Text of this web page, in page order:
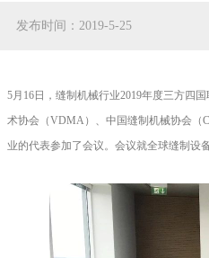
发布时间：2019-5-25
5月 16日，缝制机械行业2019年度三方四国
术协会（VDMA）、中国缝制机械协会（
业的代表参加了会议。会议就全球缝制设